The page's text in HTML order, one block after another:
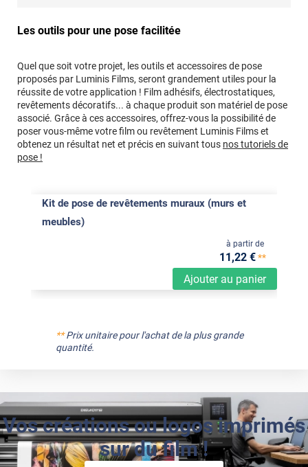
Les outils pour une pose facilitée
Quel que soit votre projet, les outils et accessoires de pose
proposés par Luminis Films, seront grandement utiles pour la
réussite de votre application ! Film adhésifs, électrostatiques,
revêtements décoratifs... à chaque produit son matériel de pose
associé. Grâce à ces accessoires, offrez-vous la possibilité de
poser vous-même votre film ou revêtement Luminis Films et
obtenez un résultat net et précis en suivant tous nos tutoriels de
pose !
Kit de pose de revêtements muraux (murs et
meubles)
Ajouter au panier
à partir de
11,22 €**
**Prix unitaire pour l'achat de la plus grande
quantité.
Vos créations ou logos imprimés
sur du film !